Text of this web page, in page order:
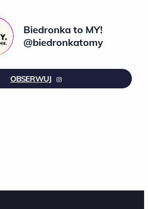
Biedronka to MY!
@biedronkatomy
OBSERWUJ